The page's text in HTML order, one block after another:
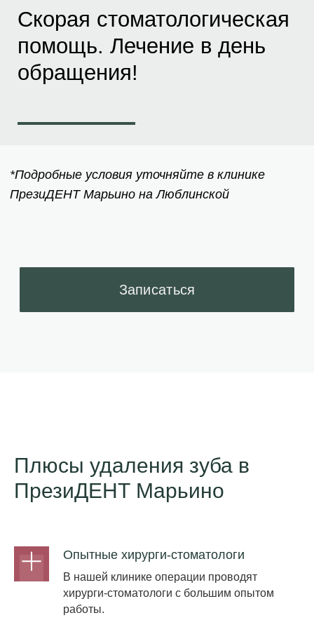
Плюсы удаления зуба в
ПрезиДЕНТ Марьино
Опытные хирурги-стоматологи
В нашей клинике операции проводят
хирурги-стоматологи с большим опытом
работы.